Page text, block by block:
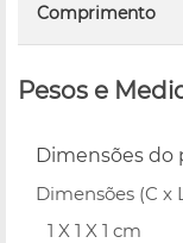
Comprimento
Pesos e
Dimensões do
Dimensões (C x
1 X 1 X 1 cm